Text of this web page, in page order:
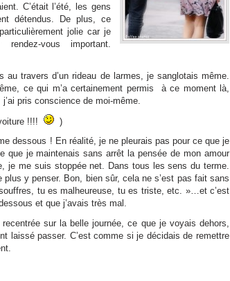
C’était l’été, les gens
détendus. De plus, ce
jolie car je
rendez-vous important.
au travers d’un rideau de larmes, je sanglotais même.
ce qui m’a certainement permis à ce moment là,
pris conscience de moi-même.
!!!!
)
dessous ! En réalité, je ne pleurais pas pour ce que je
que je maintenais sans arrêt la pensée de mon amour
je me suis stoppée net. Dans tous les sens du terme.
plus y penser. Bon, bien sûr, cela ne s’est pas fait sans
tu es malheureuse, tu es triste, etc. »…et c’est
et que j’avais très mal.
sur la belle journée, ce que je voyais dehors,
laissé passer. C’est comme si je décidais de remettre